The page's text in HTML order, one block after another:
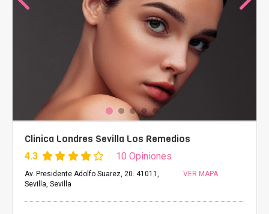
Clinica Londres Sevilla Los Remedios
4.3 10 Opiniones
Av. Presidente Adolfo Suarez, 20. 41011,
Sevilla, Sevilla
VER MAPA